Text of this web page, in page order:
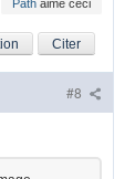
Path aime ceci
Citer
#8